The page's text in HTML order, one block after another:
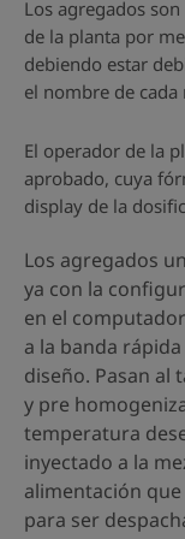
Los agregados
de la planta por
debiendo estar
el nombre de cada
El operador de la
aprobado, cuya
display de la
Los agregados
ya con la
en el
a la banda
diseño. Pasan al
y pre
temperatura
inyectado a la
alimentación que
para ser